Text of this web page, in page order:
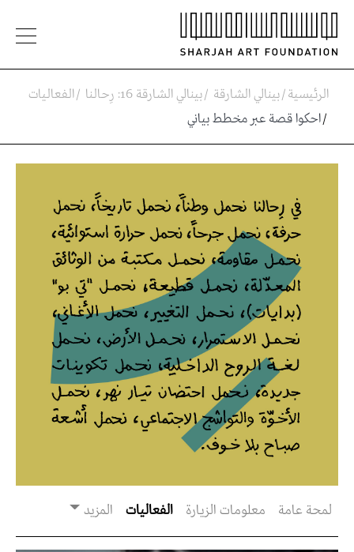
الرئيسية/بينالي الشارقة /بينالي الشارقة 16: رِحالنا /الفعاليات
/احكوا قصة عبر مخطط بياني
لمحة عامة معلومات الزيارة الفعاليات المزيد